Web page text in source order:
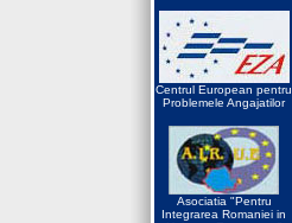
Centrul European pentru
Problemele Angajatilor
Asociatia "Pentru
Integrarea Romaniei in